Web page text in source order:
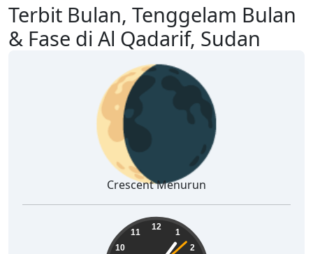
Terbit Bulan, Tenggelam Bulan
& Fase di Al Qadarif, Sudan
🌘
Crescent Menurun
12
1
2
10
11